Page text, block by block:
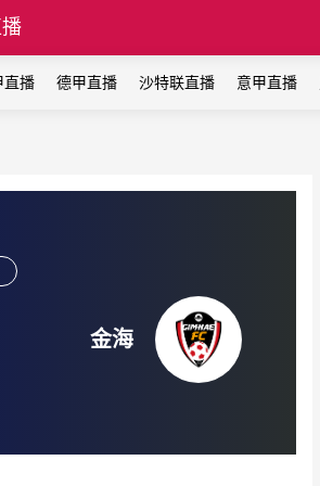
直播 德甲直播 沙特联直播 意甲直播
金海